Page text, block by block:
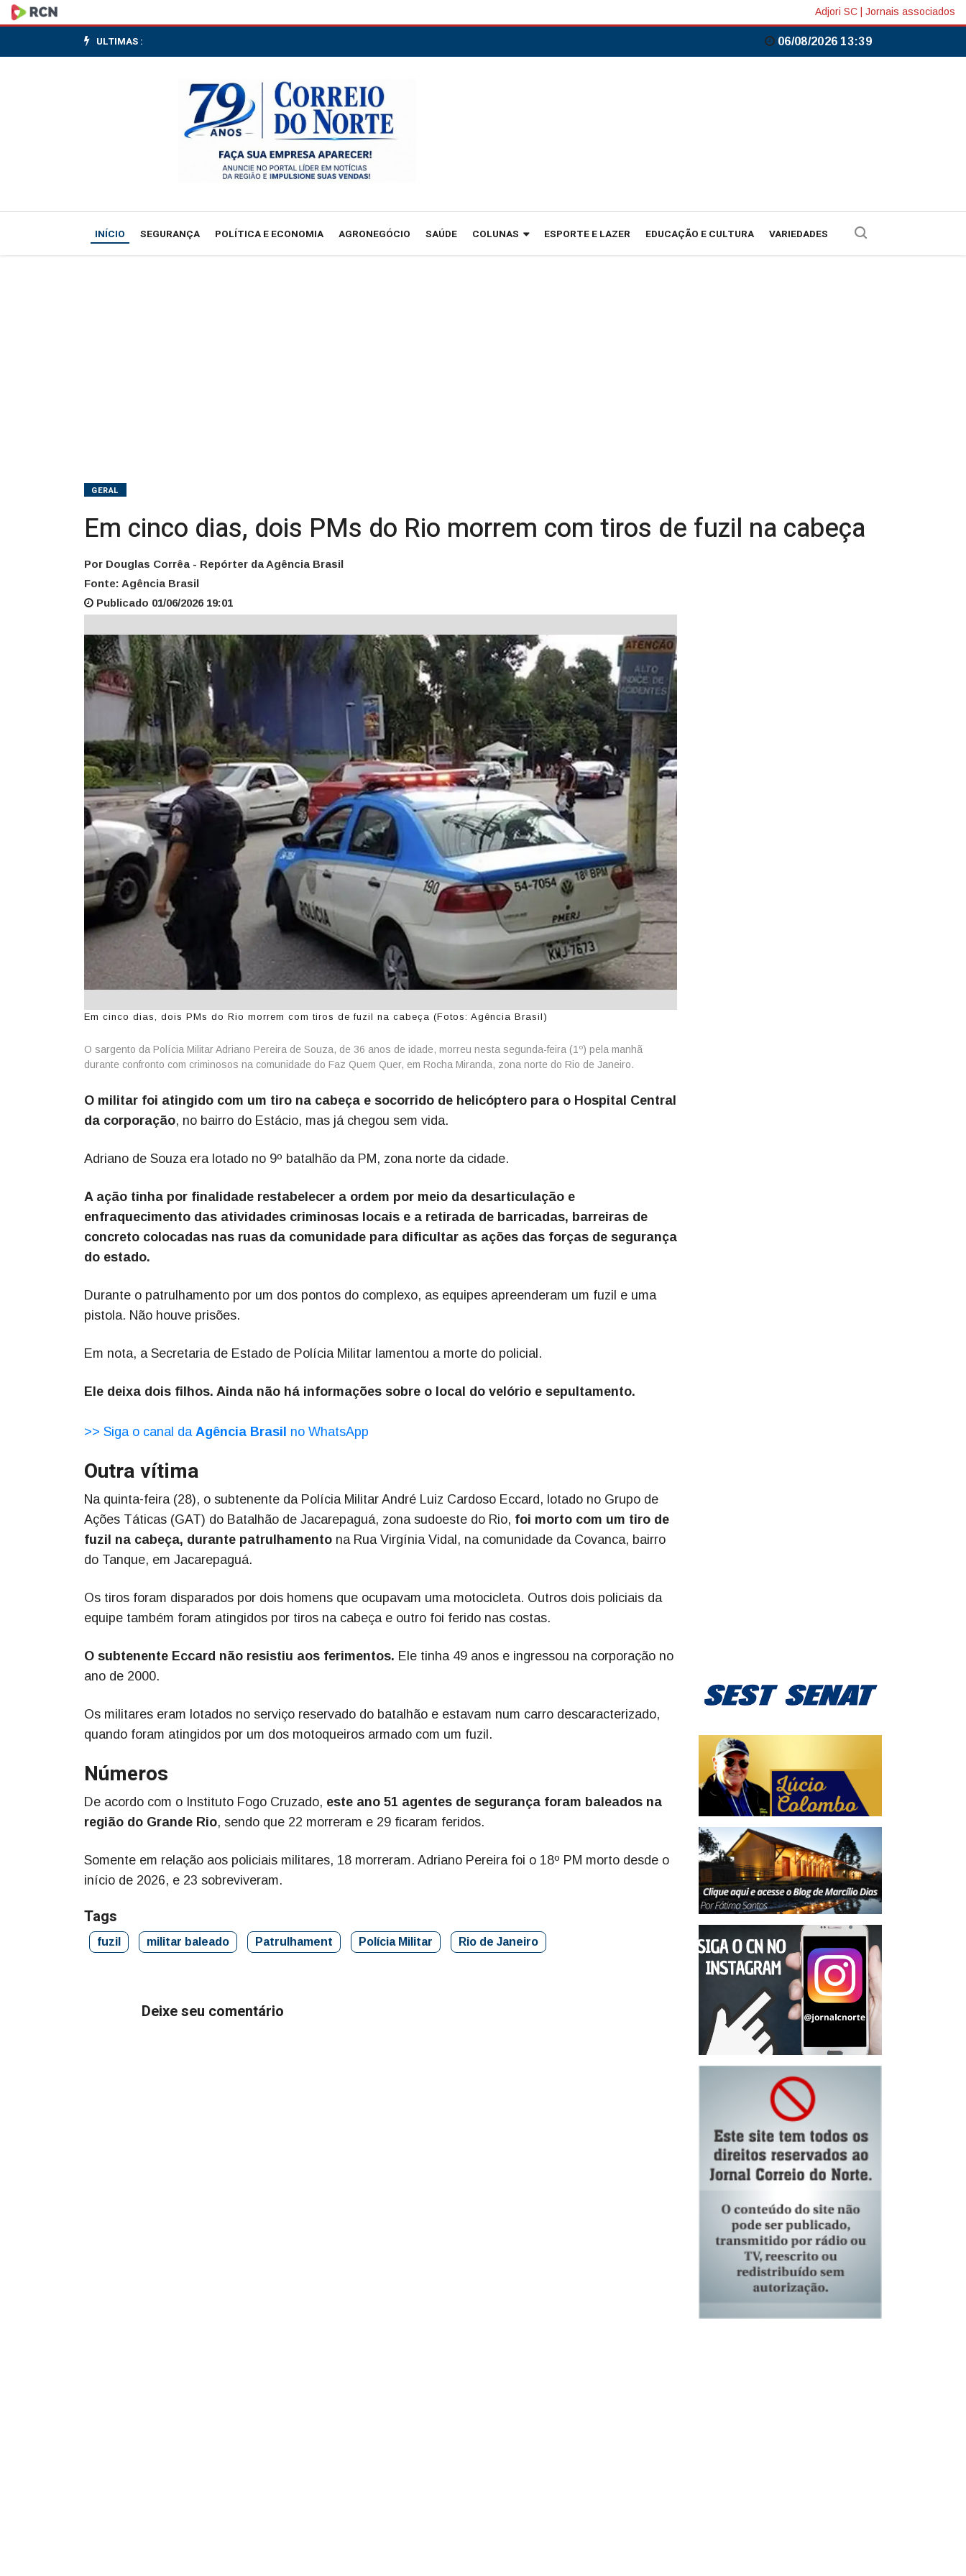
Em
cinco
Rio
morrem
Adjori SC Jornais associados
ULTIMAS : 06/08/2026 13:39
INÍCIO SEGURANÇA POLÍTICA E ECONOMIA AGRONEGÓCIO SAÚDE COLUNAS ESPORTE E LAZER EDUCAÇÃO E CULTURA VARIEDADES
GERAL
Em cinco dias, dois PMs do Rio morrem com tiros de fuzil na cabeça
Por Douglas Corrêa - Repórter da Agência Brasil
Fonte: Agência Brasil
Publicado 01/06/2026 19:01
Em cinco dias, dois PMs do Rio morrem com tiros de fuzil na cabeça (Fotos: Agência Brasil)
O sargento da Polícia Militar Adriano Pereira de Souza, de 36 anos de idade, morreu nesta segunda-feira (1º) pela manhã
durante confronto com criminosos na comunidade do Faz Quem Quer, em Rocha Miranda, zona norte do Rio de Janeiro.
O militar foi atingido com um tiro na cabeça e socorrido de helicóptero para o Hospital Central
da corporação, no bairro do Estácio, mas já chegou sem vida.
Adriano de Souza era lotado no 9º batalhão da PM, zona norte da cidade.
A ação tinha por finalidade restabelecer a ordem por meio da desarticulação e
enfraquecimento das atividades criminosas locais e a retirada de barricadas, barreiras de
concreto colocadas nas ruas da comunidade para dificultar as ações das forças de segurança
do estado.
Durante o patrulhamento por um dos pontos do complexo, as equipes apreenderam um fuzil e uma
pistola. Não houve prisões.
Em nota, a Secretaria de Estado de Polícia Militar lamentou a morte do policial.
Ele deixa dois filhos. Ainda não há informações sobre o local do velório e sepultamento.
>> Siga o canal da Agência Brasil no WhatsApp
Outra vítima
Na quinta-feira (28), o subtenente da Polícia Militar André Luiz Cardoso Eccard, lotado no Grupo de
Ações Táticas (GAT) do Batalhão de Jacarepaguá, zona sudoeste do Rio, foi morto com um tiro de
fuzil na cabeça, durante patrulhamento na Rua Virgínia Vidal, na comunidade da Covanca, bairro
do Tanque, em Jacarepaguá.
Os tiros foram disparados por dois homens que ocupavam uma motocicleta. Outros dois policiais da
equipe também foram atingidos por tiros na cabeça e outro foi ferido nas costas.
O subtenente Eccard não resistiu aos ferimentos. Ele tinha 49 anos e ingressou na corporação no
ano de 2000.
Os militares eram lotados no serviço reservado do batalhão e estavam num carro descaracterizado,
quando foram atingidos por um dos motoqueiros armado com um fuzil.
Números
De acordo com o Instituto Fogo Cruzado, este ano 51 agentes de segurança foram baleados na
região do Grande Rio, sendo que 22 morreram e 29 ficaram feridos.
Somente em relação aos policiais militares, 18 morreram. Adriano Pereira foi o 18º PM morto desde o
início de 2026, e 23 sobreviveram.
Tags
fuzil militar baleado Patrulhament Polícia Militar Rio de Janeiro
Deixe seu comentário